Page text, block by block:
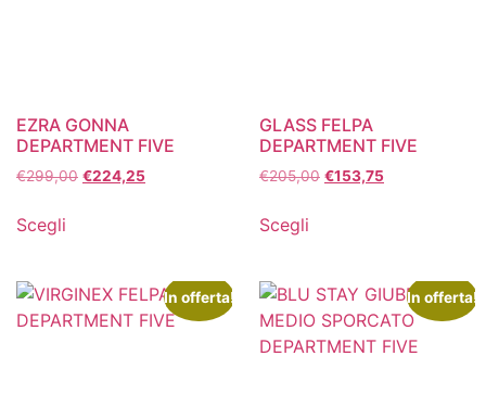
EZRA GONNA
DEPARTMENT FIVE
€299,00 €224,25
Scegli
GLASS FELPA
DEPARTMENT FIVE
€205,00 €153,75
Scegli
In offerta! In offerta!